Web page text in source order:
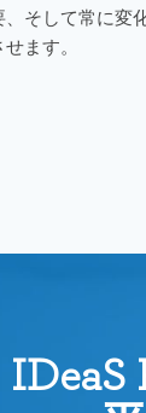
そして常に変
ます。